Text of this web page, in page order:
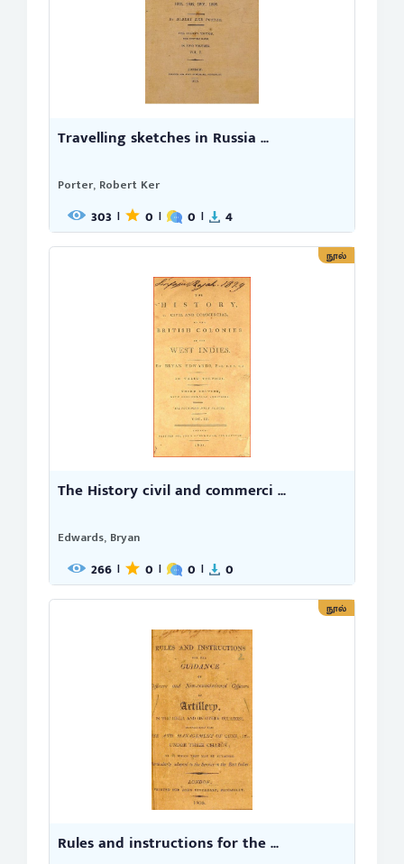
Travelling sketches in Russia ...
Porter, Robert Ker
303 | 0 | 0 | 4
நூல்
The History civil and commerci ...
Edwards, Bryan
266 | 0 | 0 | 0
நூல்
Rules and instructions for the ...